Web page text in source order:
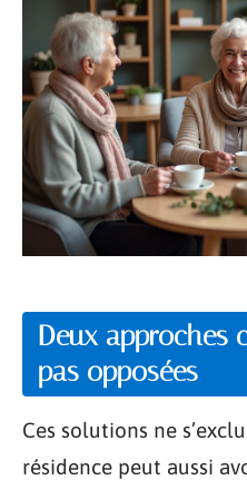
Deux approches
pas opposées
Ces solutions ne
résidence peut aussi